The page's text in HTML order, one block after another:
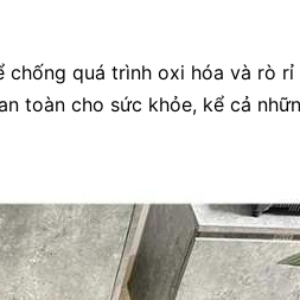
quá trình oxi hóa và rò rỉ
toàn cho sức khỏe, kể cả